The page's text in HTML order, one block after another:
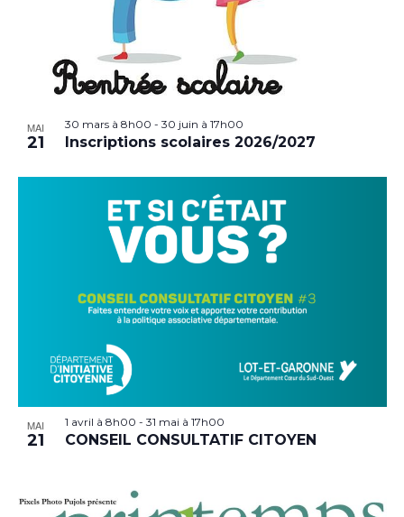
MAI
21
30 mars à 8h00 - 30 juin à 17h00
Inscriptions scolaires 2026/2027
MAI
21
1 avril à 8h00 - 31 mai à 17h00
CONSEIL CONSULTATIF CITOYEN